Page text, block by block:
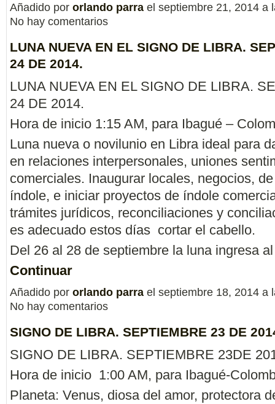
Añadido por orlando parra el septiembre 21, 2014 a
No hay comentarios
LUNA NUEVA EN EL SIGNO DE LIBRA.
24 DE 2014.
LUNA NUEVA EN EL SIGNO DE LIBRA.
24 DE 2014.
Hora de inicio 1:15 AM, para Ibagué –
Luna nueva o novilunio en Libra ideal para
en relaciones interpersonales, uniones
comerciales. Inaugurar locales, negocios,
índole, e iniciar proyectos de índole
trámites jurídicos, reconciliaciones y
es adecuado estos días cortar el cabello.
Del 26 al 28 de septiembre la luna ingresa
Continuar
Añadido por orlando parra el septiembre 18, 2014 a
No hay comentarios
SIGNO DE LIBRA. SEPTIEMBRE 23 DE
SIGNO DE LIBRA. SEPTIEMBRE 23DE
Hora de inicio 1:00 AM, para Ibagué-
Planeta: Venus, diosa del amor, protectora